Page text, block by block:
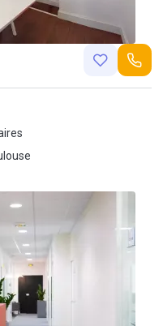
Toulouse